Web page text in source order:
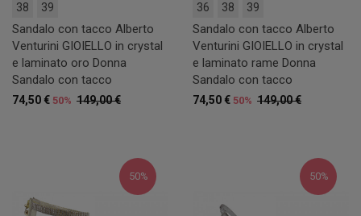
38 39
Sandalo con tacco Alberto
Venturini GIOIELLO in crystal
e laminato oro Donna
Sandalo con tacco
149,00 €
74,50 € 50%
36 38 39
Sandalo con tacco Alberto
Venturini GIOIELLO in crystal
e laminato rame Donna
Sandalo con tacco
149,00 €
74,50 € 50%
50% 50%